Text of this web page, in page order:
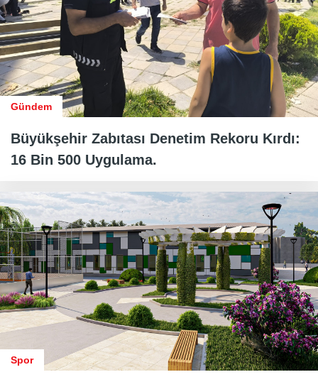
Gündem
Büyükşehir Zabıtası Denetim Rekoru Kırdı:
16 Bin 500 Uygulama.
Spor